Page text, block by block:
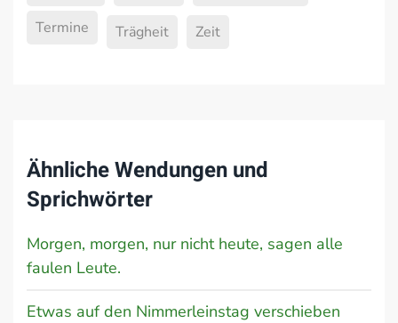
Termine
Trägheit Zeit
Ähnliche Wendungen und
Sprichwörter
Morgen, morgen, nur nicht heute, sagen alle
faulen Leute.
Etwas auf den Nimmerleinstag verschieben